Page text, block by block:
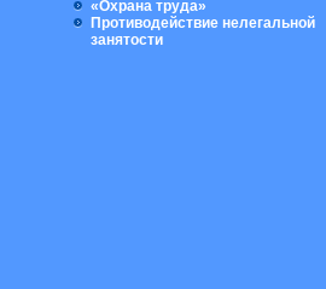
«Охрана труда»
Противодействие нелегальной
занятости